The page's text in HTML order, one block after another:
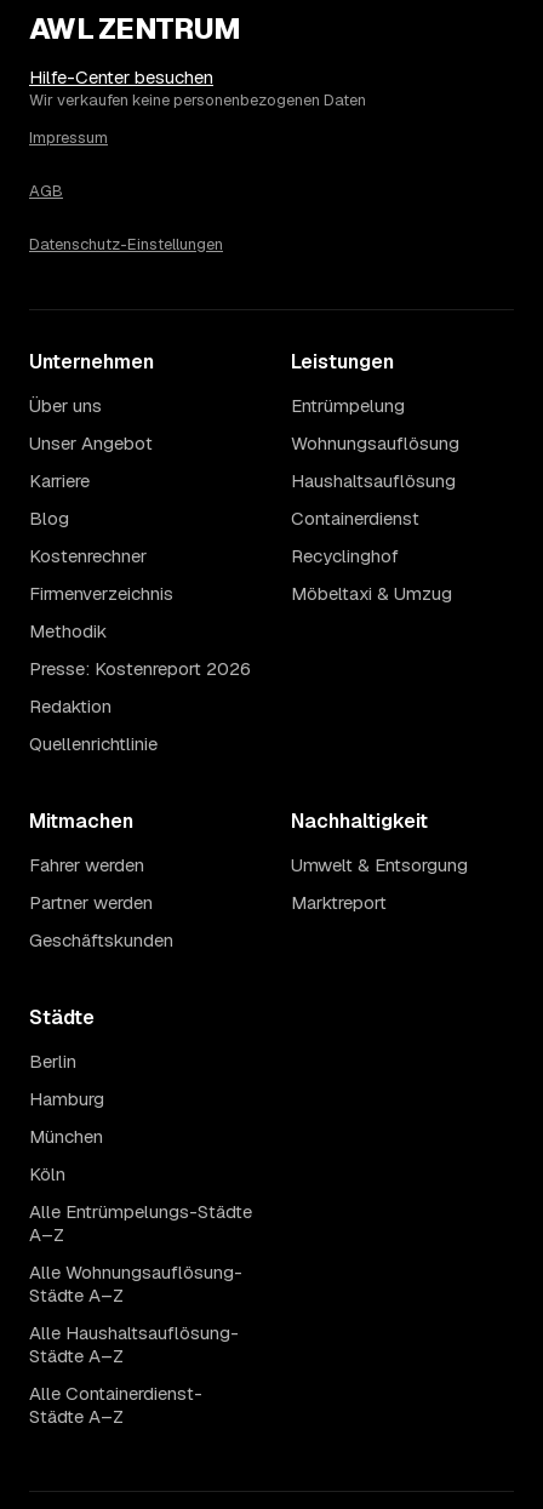
Warum schwankt der Preis zwischen 520 und
3.540 € in Eschershausen?
Die Spanne ergibt sich vor allem aus Menge und
Zugänglichkeit: Ein einzelner Keller oder Dachboden liegt
Etage ohne Aufzug oder viel Sperrmüll eher am oberen.
Sondermüllanteil verschieben den Endpreis. Den genauen
kostenlosen Einschätzung.
AWL ZENTRUM
Hilfe-Center besuchen
Wir verkaufen keine personenbezogenen Daten
Impressum
AGB
Datenschutz-Einstellungen
Unternehmen
Über uns
Unser Angebot
Karriere
Blog
Kostenrechner
Firmenverzeichnis
Methodik
Presse: Kostenreport 2026
Redaktion
Quellenrichtlinie
Leistungen
Entrümpelung
Wohnungsauflösung
Haushaltsauflösung
Containerdienst
Recyclinghof
Möbeltaxi & Umzug
Mitmachen
Fahrer werden
Partner werden
Geschäftskunden
Nachhaltigkeit
Umwelt & Entsorgung
Marktreport
Städte
Berlin
Hamburg
München
Köln
Alle Entrümpelungs-Städte
A–Z
Alle Wohnungsauflösung-
Städte A–Z
Alle Haushaltsauflösung-
Städte A–Z
Alle Containerdienst-
Städte A–Z